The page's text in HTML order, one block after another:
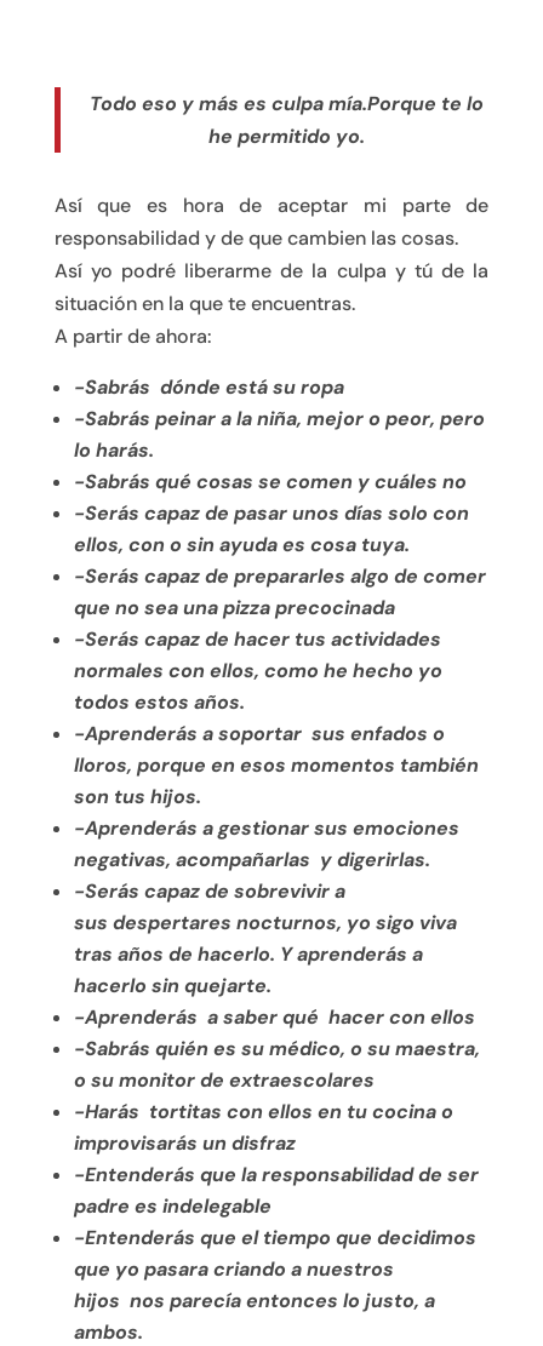
Todo eso y más es culpa mía.Porque te lo
he permitido yo.
Así que es hora de aceptar mi parte de
responsabilidad y de que cambien las cosas.
Así yo podré liberarme de la culpa y tú de la
situación en la que te encuentras.
A partir de ahora:
-Sabrás dónde está su ropa
-Sabrás peinar a la niña, mejor o peor, pero
lo harás.
-Sabrás qué cosas se comen y cuáles no
-Serás capaz de pasar unos días solo con
ellos, con o sin ayuda es cosa tuya.
-Serás capaz de prepararles algo de comer
que no sea una pizza precocinada
-Serás capaz de hacer tus actividades
normales con ellos, como he hecho yo
todos estos años.
-Aprenderás a soportar sus enfados o
lloros, porque en esos momentos también
son tus hijos.
-Aprenderás a gestionar sus emociones
negativas, acompañarlas y digerirlas.
-Serás capaz de sobrevivir a
sus despertares nocturnos, yo sigo viva
tras años de hacerlo. Y aprenderás a
hacerlo sin quejarte.
-Aprenderás a saber qué hacer con ellos
-Sabrás quién es su médico, o su maestra,
o su monitor de extraescolares
-Harás tortitas con ellos en tu cocina o
improvisarás un disfraz
-Entenderás que la responsabilidad de ser
padre es indelegable
-Entenderás que el tiempo que decidimos
que yo pasara criando a nuestros
hijos nos parecía entonces lo justo, a
ambos.